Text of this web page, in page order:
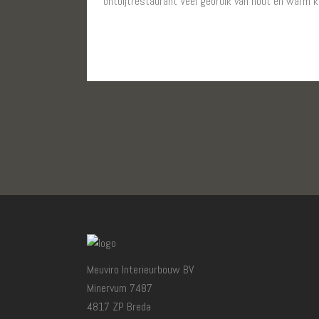
Meuviro Interieurbouw BV
Minervum 7487
4817 ZP Breda